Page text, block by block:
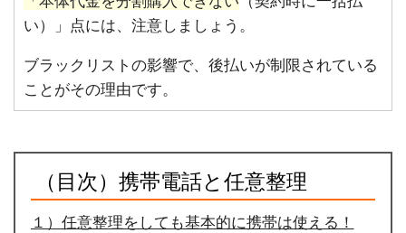
い）」点には、注意しましょう。
ブラックリストの影響で、後払いが制限されている
ことがその理由です。
（目次）携帯電話と任意整理
１）任意整理をしても基本的に携帯は使える！